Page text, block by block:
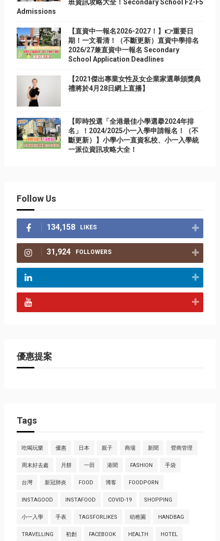
班資訊攻略大全！Secondary School F2-F5
Admissions
【直資中一報名2026-2027！】👉重要日
期！一文看清！（不斷更新）直資中學排名
2026/27兼直資中一報名 Secondary
School Application Deadlines
【2021傑出專業女性及女企業家選舉頒獎典
禮將於4月28日網上直播】
【即時投選「全港最佳小學選擧2024年排
名」！2024/2025小一入學申請報名！（不
斷更新）】小學小一直資私校、小一入學統
一派位資訊攻略大全！
Follow Us
134,158 LIKES
31,924 FOLLOWERS
優惠提案
Tags
吃喝玩樂 優惠 日本 親子 商場 新聞 營商管理
周末好去處 月餅 一田 港聞 FASHION 手袋
台灣 新冠肺炎 FOOD 博客 FOODPORN
INSTAGOOD INSTAFOOD COVID-19 SHOPPING
小一入學 手表 TAGSFORLIKES 幼稚園 HANDBAG
TRAVELLING 初創 FACEBOOK HEALTH HOTEL